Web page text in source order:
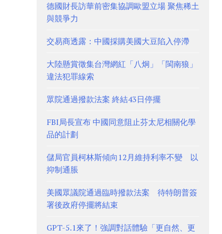
德國財長訪華前密集協調歐盟立場 聚焦稀土
與競爭力
交易商透露：中國採購美國大豆陷入停滯
大陸懸賞徵集台灣網紅「八炯」「閩南狼」
違法犯罪線索
眾院通過撥款法案 終結43日停擺
FBI局長宣布 中國同意阻止芬太尼相關化學
品的計劃
儲局官員柯林斯傾向12月維持利率不變 以
抑制通脹
美國眾議院通過臨時撥款法案 待特朗普簽
署後政府停擺將結束
GPT-5.1來了！強調對話體驗「更自然、更